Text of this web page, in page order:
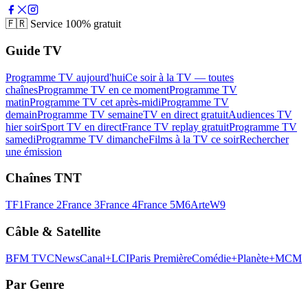
🇫🇷 Service 100% gratuit
Guide TV
Programme TV aujourd'huiCe soir à la TV — toutes
chaînesProgramme TV en ce momentProgramme TV
matinProgramme TV cet après-midiProgramme TV
demainProgramme TV semaineTV en direct gratuitAudiences TV
hier soirSport TV en directFrance TV replay gratuitProgramme TV
samediProgramme TV dimancheFilms à la TV ce soirRechercher
une émission
Chaînes TNT
TF1France 2France 3France 4France 5M6ArteW9
Câble & Satellite
BFM TVCNewsCanal+LCIParis PremièreComédie+Planète+MCM
Par Genre